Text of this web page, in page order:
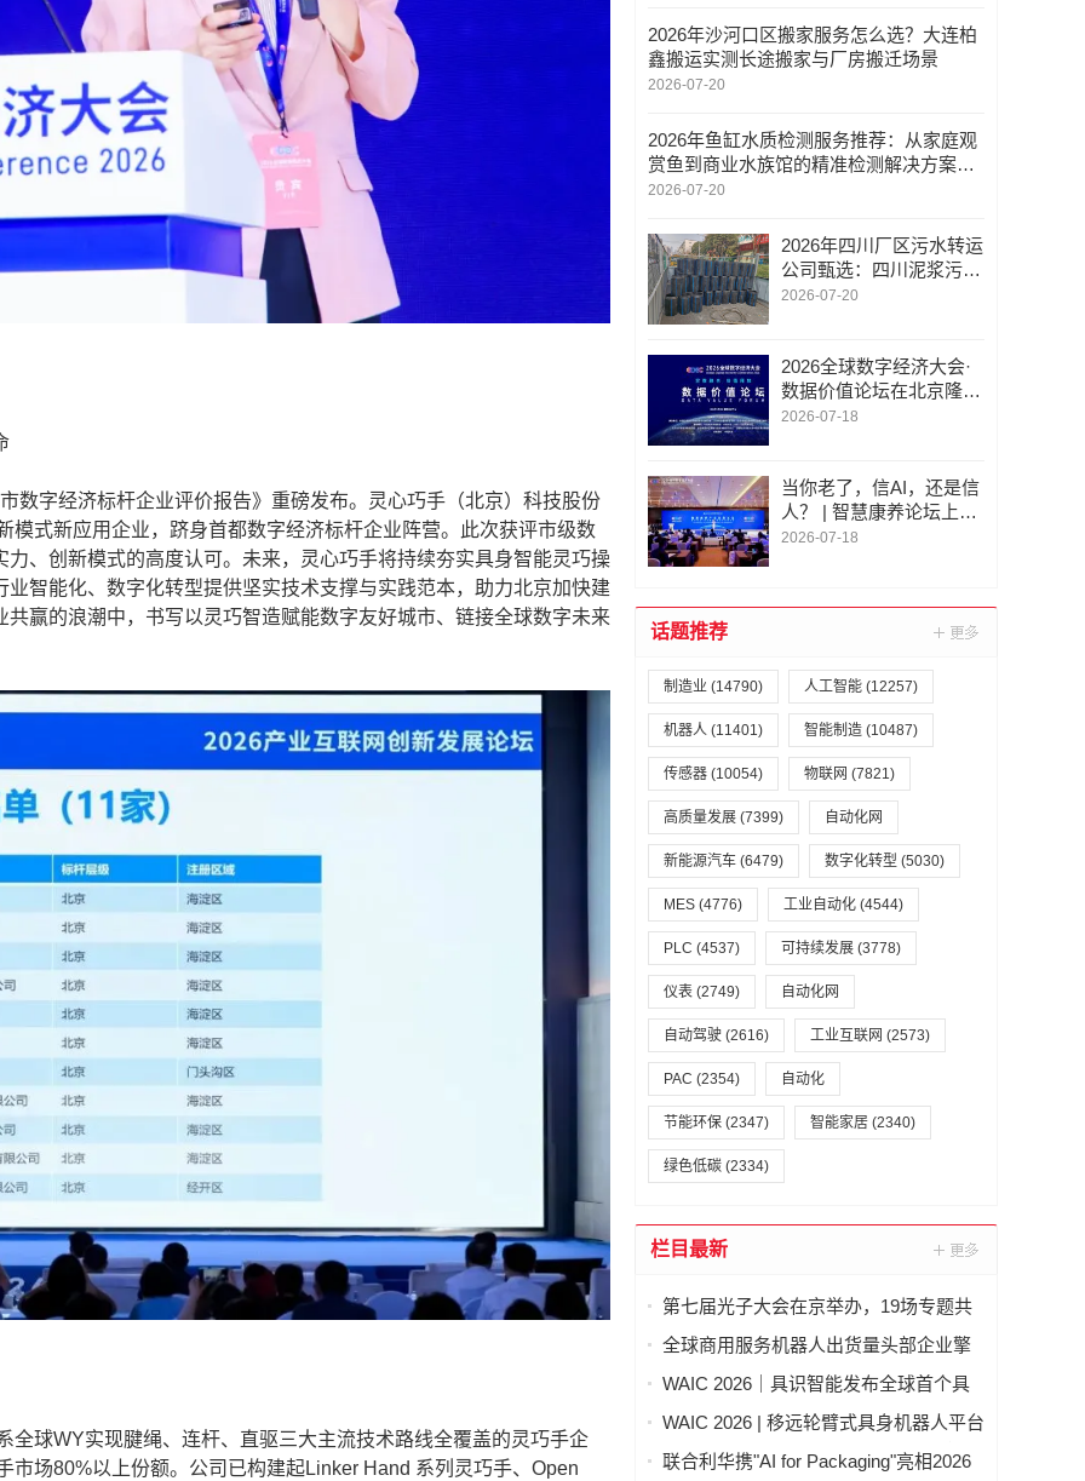
字经济标杆企业评价报告》重磅发布。灵心巧手（北京）科技股份
式新应用企业，跻身首都数字经济标杆企业阵营。此次获评市级数
、创新模式的高度认可。未来，灵心巧手将持续夯实具身智能灵巧操
智能化、数字化转型提供坚实技术支撑与实践范本，助力北京加快建
赢的浪潮中，书写以灵巧智造赋能数字友好城市、链接全球数字未来
WY实现腱绳、连杆、直驱三大主流技术路线全覆盖的灵巧手企
场80%以上份额。公司已构建起Linker Hand 系列灵巧手、Open
2026年沙河口区搬家服务怎么选？大连柏
鑫搬运实测长途搬家与厂房搬迁场景
2026-07-20
2026年鱼缸水质检测服务推荐：从家庭观
赏鱼到商业水族馆的精准检测解决方案
——河南中环高科检测技术服务有限公司
2026-07-20
2026年四川厂区污水转运
公司甄选：四川泥浆污水
转运/四川管道污水转运/
2026-07-20
2026全球数字经济大会·
数据价值论坛在北京隆重
举行
2026-07-18
当你老了，信AI，还是信
人？ | 智慧康养论坛上，
这个问题激辩了数个小时
2026-07-18
话题推荐
制造业 (14790) 人工智能 (12257)
机器人 (11401) 智能制造 (10487)
传感器 (10054) 物联网 (7821)
高质量发展 (7399) 自动化网
新能源汽车 (6479) 数字化转型 (5030)
MES (4776) 工业自动化 (4544)
PLC (4537) 可持续发展 (3778)
仪表 (2749) 自动化网
自动驾驶 (2616) 工业互联网 (2573)
PAC (2354) 自动化
节能环保 (2347) 智能家居 (2340)
绿色低碳 (2334)
栏目最新
第七届光子大会在京举办，19场专题共
绘光电产业新蓝图
全球商用服务机器人出货量头部企业擎
朗智能携人形机器人亮相2026世界人工
WAIC 2026｜具识智能发布全球首个具
身语义智能体系统
WAIC 2026 | 移远轮臂式具身机器人平台
登场：让机器人"想明白、反应快、拿得
联合利华携"AI for Packaging"亮相2026